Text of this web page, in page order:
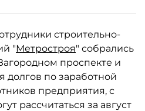
строительно-
"Метростроя" собрались
проспекте и
долгов по заработной
предприятия, с
рассчитаться за август